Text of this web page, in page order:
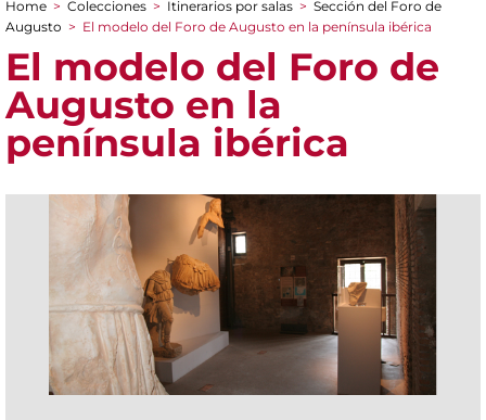
You are here
Home > Colecciones > Itinerarios por salas > Sección del Foro de
Augusto > El modelo del Foro de Augusto en la península ibérica
El modelo del Foro de
Augusto en la
península ibérica